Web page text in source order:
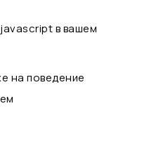
в вашем
на поведение